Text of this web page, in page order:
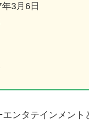
3月6日
ンタテインメント